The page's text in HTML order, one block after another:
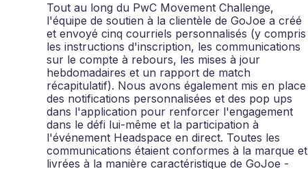
Tout au long du PwC Movement Challenge,
l'équipe de soutien à la clientèle de GoJoe a créé
et envoyé cinq courriels personnalisés (y compris
les instructions d'inscription, les communications
sur le compte à rebours, les mises à jour
hebdomadaires et un rapport de match
récapitulatif). Nous avons également mis en place
des notifications personnalisées et des pop ups
dans l'application pour renforcer l'engagement
dans le défi lui-même et la participation à
l'événement Headspace en direct. Toutes les
communications étaient conformes à la marque et
livrées à la manière caractéristique de GoJoe -